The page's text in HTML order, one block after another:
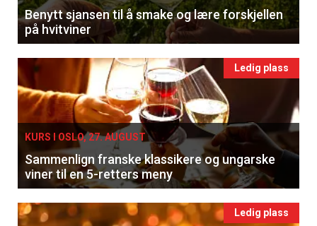
Benytt sjansen til å smake og lære forskjellen
på hvitviner
Ledig plass
KURS I OSLO, 27. AUGUST
Sammenlign franske klassikere og ungarske
viner til en 5-retters meny
Ledig plass